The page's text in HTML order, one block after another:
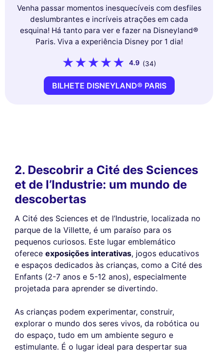
Venha passar momentos inesquecíveis com desfiles
deslumbrantes e incríveis atrações em cada
esquina! Há tanto para ver e fazer na Disneyland®
Paris. Viva a experiência Disney por 1 dia!
4.9 (34)
BILHETE DISNEYLAND® PARIS
2. Descobrir a Cité des Sciences
et de l’Industrie: um mundo de
descobertas
A Cité des Sciences et de l’Industrie, localizada no
parque de la Villette, é um paraíso para os
pequenos curiosos. Este lugar emblemático
oferece exposições interativas, jogos educativos
e espaços dedicados às crianças, como a Cité des
Enfants (2-7 anos e 5-12 anos), especialmente
projetada para aprender se divertindo.
As crianças podem experimentar, construir,
explorar o mundo dos seres vivos, da robótica ou
do espaço, tudo em um ambiente seguro e
estimulante. É o lugar ideal para despertar sua